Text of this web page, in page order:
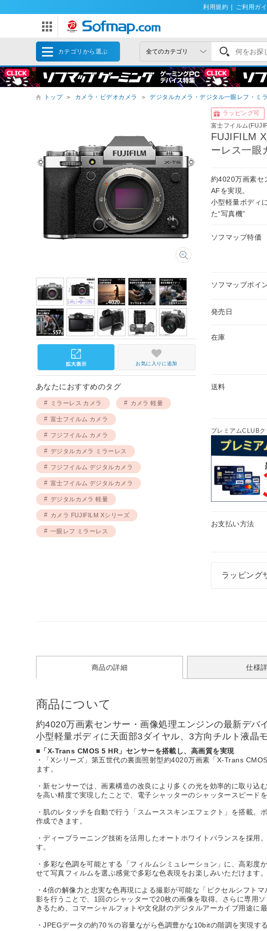
利用規約 ご利用ガ
カテゴリから選ぶ
トップ ＞ カメラ・ビデオカメラ ＞ デジタルカメラ・デジタル一眼レフ・ミ
ラッピング可
富士フイルム
FUJIFILM
ーレス一眼
約4020万画素セ
AFを実現。
小型軽量ボディ
た“写真機”
ソフマップ特価
ソフマップポイ
発売日
在庫
送料
プレミアムCLUB
お支払い方法
ラッピング
お気に入りに追加
あなたにおすすめのタグ
ミラーレス カメラ カメラ 軽量
富士フイルム カメラ
フジフイルム カメラ
デジタルカメラ ミラーレス
フジフイルム デジタルカメラ
富士フイルム デジタルカメラ
デジタルカメラ 軽量
カメラ FUJIFILM Xシリーズ
一眼レフ ミラーレス
商品の詳細 仕様
商品について
約4020万画素センサー・画像処理エンジンの最新デバ
小型軽量ボディに天面部3ダイヤル、3方向チルト液晶
■「X-Trans CMOS 5 HR」センサーを搭載し、高画質を実現
・「Xシリーズ」第五世代の裏面照射型約4020万画素「X-Trans
ます。
・新センサーでは、画素構造の改良により多くの光を効率的に取り
を高い精度で実現したことで、電子シャッターのシャッタースピード
・肌のレタッチを自動で行う「スムーススキンエフェクト」を搭載
作成できます。
・ディープラーニング技術を活用したオートホワイトバランスを採
す。
・多彩な色調を可能とする「フィルムシミュレーション」に、高彩
せて写真フィルムを選ぶ感覚で多彩な色表現をお楽しみいただけます。
・4倍の解像力と忠実な色再現による撮影が可能な「ピクセルシフト
影を行うことで、1回のシャッターで20枚の画像を取得。さらに専用
きるため、コマーシャルフォトや文化財のデジタルアーカイブ用途に最
・JPEGデータの約70％の容量ながら色調豊かな10bitの階調を実現す